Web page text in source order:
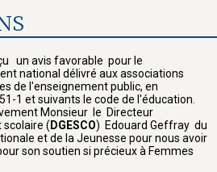
un avis favorable pour le
national délivré aux associations
de l'enseignement public, en
1 et suivants le code de l'éducation.
Monsieur le Directeur
scolaire ( DGESCO) Edouard Geffray du
et de la Jeunesse pour nous avoir
son soutien si précieux à Femmes